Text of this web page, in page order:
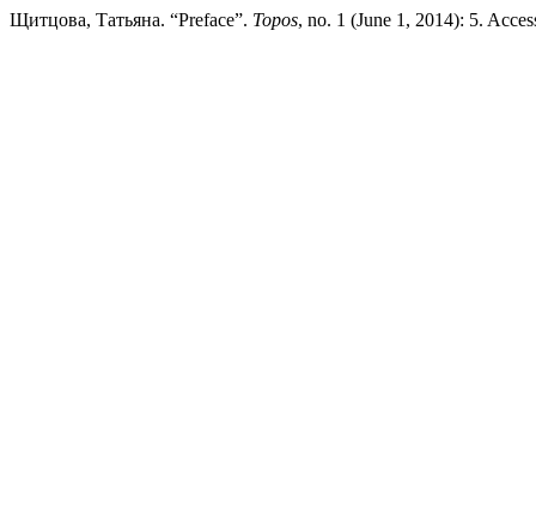
Щитцова, Татьяна. “Preface”. Topos, no. 1 (June 1, 2014): 5.